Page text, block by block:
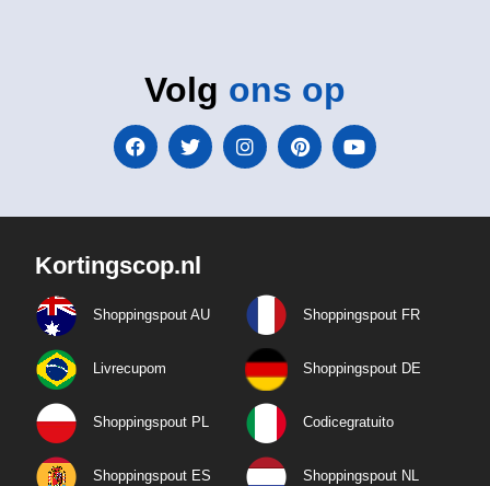
Volg ons op
Kortingscop.nl
Shoppingspout AU Shoppingspout FR
Livrecupom Shoppingspout DE
Shoppingspout PL Codicegratuito
Shoppingspout ES Shoppingspout NL